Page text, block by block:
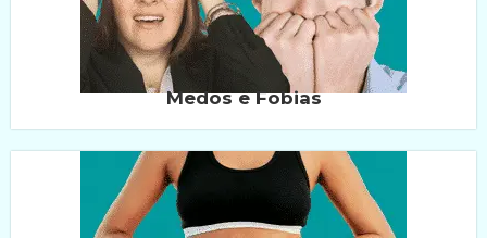
Medos e Fobias